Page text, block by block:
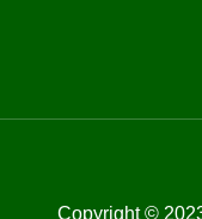
Copyright ©